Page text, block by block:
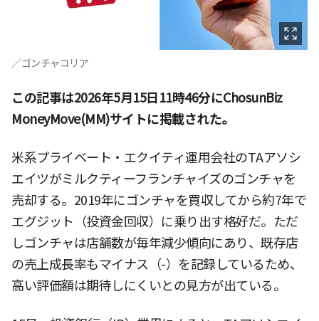
／ゴンチャコリア
この記事は2026年5月15日11時46分にChosunBiz
MoneyMove(MM)サイトに掲載された。
米系プライベート・エクイティ運用会社のTAアソシ
エイツがミルクティーフランチャイズのゴンチャを
売却する。2019年にゴンチャを買収してから約7年で
エグジット（投資金回収）に乗り出す格好だ。ただ
しゴンチャは店舗数が毎年減少傾向にあり、既存店
の売上成長率もマイナス（-）を記録しているため、
高い評価額は期待しにくいとの見方が出ている。